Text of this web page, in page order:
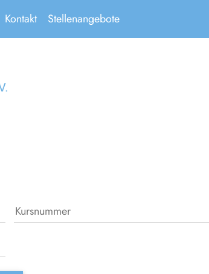
Kontakt Stellenangebote